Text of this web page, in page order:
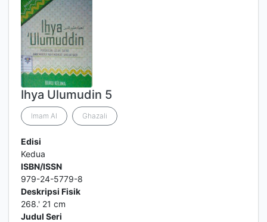
Ihya Ulumudin 5
Imam Al Ghazali
Edisi
Kedua
ISBN/ISSN
979-24-5779-8
Deskripsi Fisik
268.' 21 cm
Judul Seri